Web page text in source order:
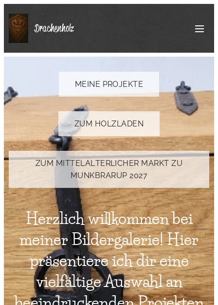
Drachenholz
MEINE PROJEKTE
ZUM HOLZLADEN
ZUM MITTELALTERLICHER MARKT ZU
MUNKBRARUP 2027
Herzlich willkommen bei
meiner Bildergalerie! Hier
präsentiere ich dir eine
vielfältige Auswahl an